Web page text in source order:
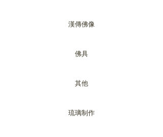
漢傳佛像
佛具
其他
琉璃制作